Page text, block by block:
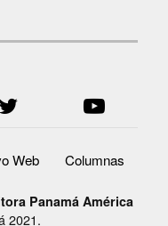
Web Columnas
Panamá América
2021.